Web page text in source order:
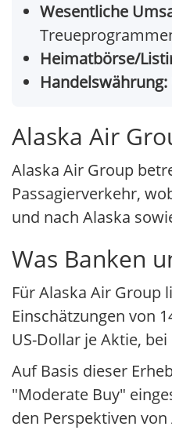
Wesentliche
Heimatbörse/
Handelswährung:
Alaska Air
Alaska Air Group
Passagierverkehr,
und nach Alaska
Was Banken
Für Alaska Air Group
Einschätzungen von
US-Dollar je Aktie,
Auf Basis dieser
"Moderate Buy"
den Perspektiven